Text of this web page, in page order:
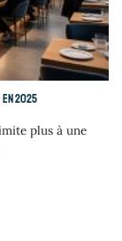
2025
plus à une